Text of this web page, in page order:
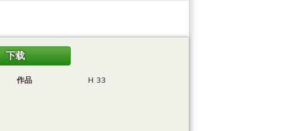
下载
作品
H 33